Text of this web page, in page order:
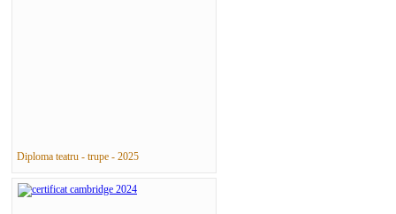
Diploma teatru - trupe - 2025